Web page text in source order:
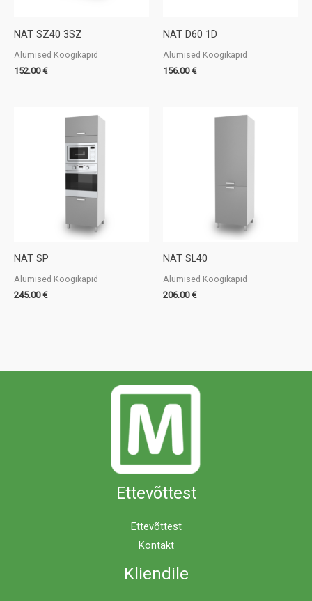
NAT SZ40 3SZ
Alumised Köögikapid
152.00€
NAT D60 1D
Alumised Köögikapid
156.00€
NAT SP
Alumised Köögikapid
245.00€
NAT SL40
Alumised Köögikapid
206.00€
Ettevõttest
Ettevõttest
Kontakt
Kliendile